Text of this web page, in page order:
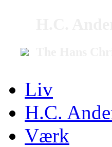
Liv
H.C.
Værk